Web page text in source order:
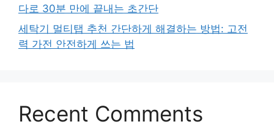
다로 30분 만에 끝내는 초간단
세탁기 멀티탭 추천 간단하게 해결하는 방법: 고전
력 가전 안전하게 쓰는 법
Recent Comments